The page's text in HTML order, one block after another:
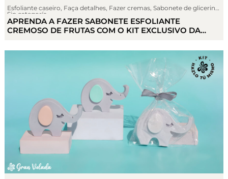
Esfoliante caseiro, Faça detalhes, Fazer cremas, Sabonete de glicerina
Sin categoría
APRENDA A FAZER SABONETE ESFOLIANTE
CREMOSO DE FRUTAS COM O KIT EXCLUSIVO DA